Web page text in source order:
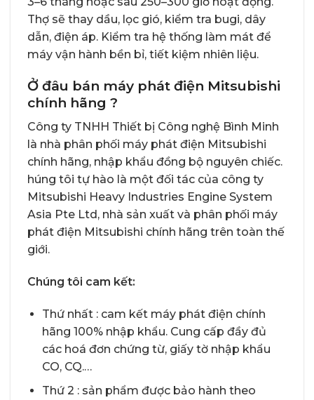
Thợ sẽ thay dầu, lọc gió, kiểm tra bugi, dây
dẫn, điện áp. Kiểm tra hệ thống làm mát để
máy vận hành bền bỉ, tiết kiệm nhiên liệu.
Ở đâu bán máy phát điện Mitsubishi
chính hãng ?
Công ty TNHH Thiết bị Công nghệ Bình Minh
là nhà phân phối máy phát điện Mitsubishi
chính hãng, nhập khẩu đồng bộ nguyên chiếc.
húng tôi tự hào là một đối tác của công ty
Mitsubishi Heavy Industries Engine System
Asia Pte Ltd, nhà sản xuất và phân phối máy
phát điện Mitsubishi chính hãng trên toàn thế
giới.
Chúng tôi cam kết:
Thứ nhất : cam kết máy phát điện chính
hãng 100% nhập khẩu. Cung cấp đầy đủ
các hoá đơn chứng từ, giấy tờ nhập khẩu
CO, CQ.…
Thứ 2 : sản phẩm được bảo hành theo